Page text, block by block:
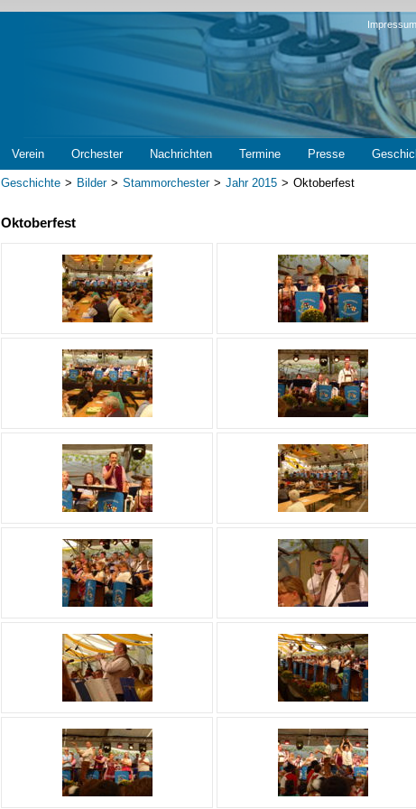
Navigation
Impressum
Verein Orchester Nachrichten Termine Presse
Geschichte Bilder Stammorchester Jahr 2015 Oktoberfest
Oktoberfest